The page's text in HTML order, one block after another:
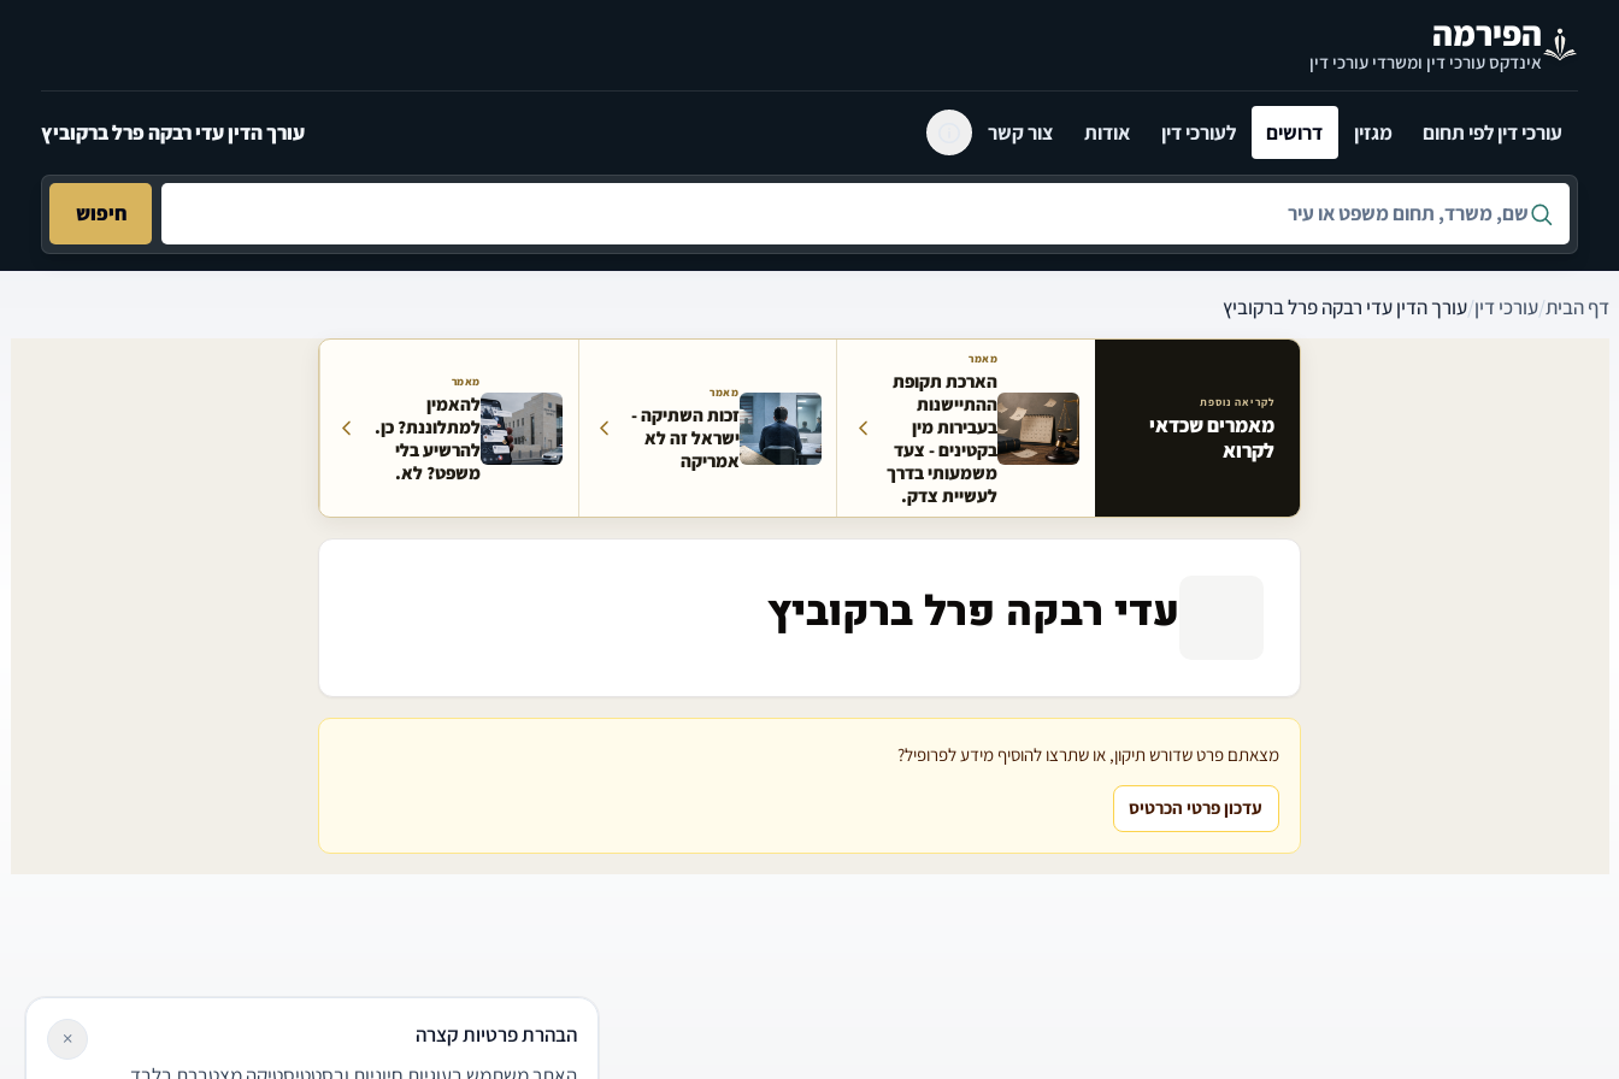
הפירמה
אינדקס עורכי דין ומשרדי עורכי דין
עורכי דין לפי תחום מגזין דרושים לעורכי דין אודות צור קשר עורך הדין עדי רבקה פרל ברקוביץ
חיפוש לפי שם, משרד, תחום משפט או עיר
חיפוש
דף הבית/עורכי דין/עורך הדין עדי רבקה פרל ברקוביץ
מאמרים קשורים באתר
לקריאה נוספת
מאמרים שכדאי
לקרוא
מאמר
הארכת תקופת
ההתיישנות
בעבירות מין
בקטינים - צעד
משמעותי בדרך
לעשיית צדק.
מאמר
זכות השתיקה -
ישראל זה לא
אמריקה
מאמר
להאמין
למתלוננת? כן.
להרשיע בלי
משפט? לא.
עדי רבקה פרל ברקוביץ
מצאתם פרט שדורש תיקון, או שתרצו להוסיף מידע לפרופיל?
עדכון פרטי הכרטיס
הבהרת פרטיות קצרה
×